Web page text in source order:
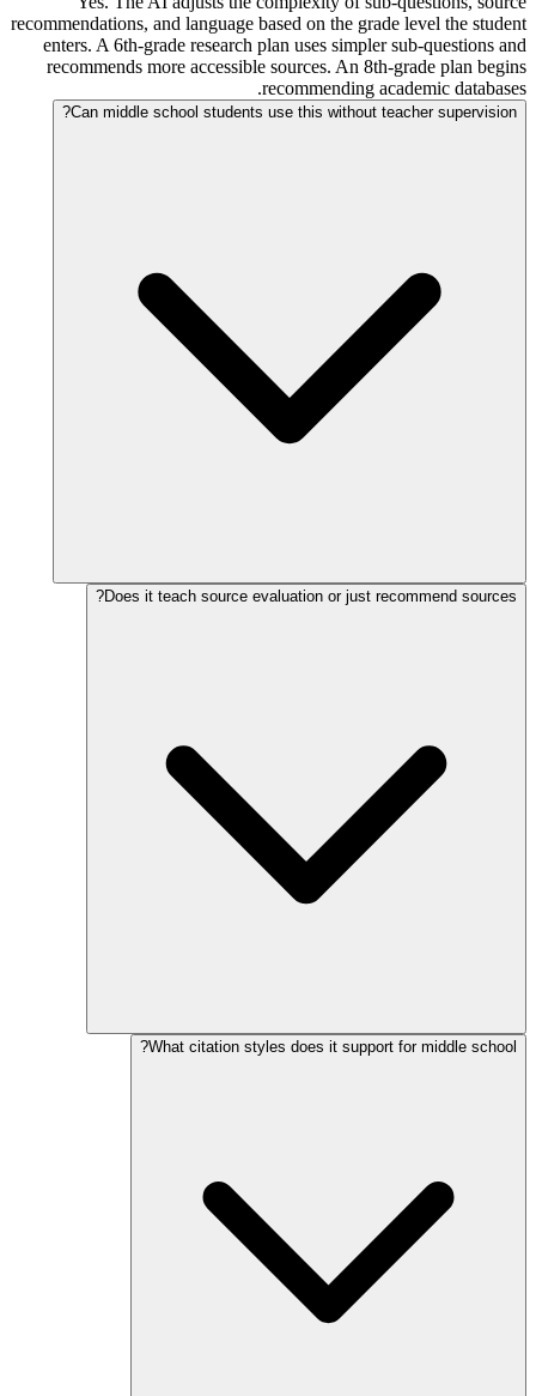
recommendations, and language based on the grade level the student
enters. A 6th-grade research plan uses simpler sub-questions and
recommends more accessible sources. An 8th-grade plan begins
recommending academic databases.
Can middle school students use this without teacher supervision?
Does it teach source evaluation or just recommend sources?
What citation styles does it support for middle school?